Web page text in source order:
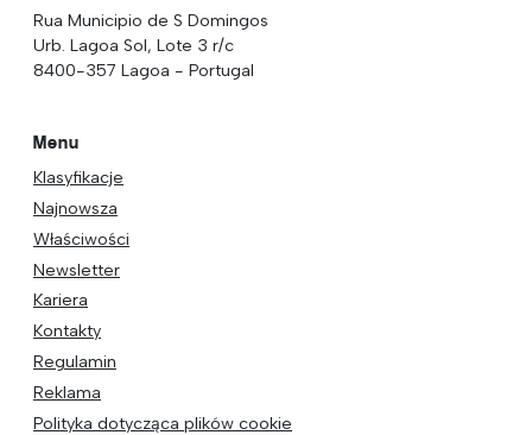
Rua Municipio de S Domingos
Urb. Lagoa Sol, Lote 3 r/c
8400-357 Lagoa - Portugal
Menu
Klasyfikacje
Najnowsza
Właściwości
Newsletter
Kariera
Kontakty
Regulamin
Reklama
Polityka dotycząca plików cookie